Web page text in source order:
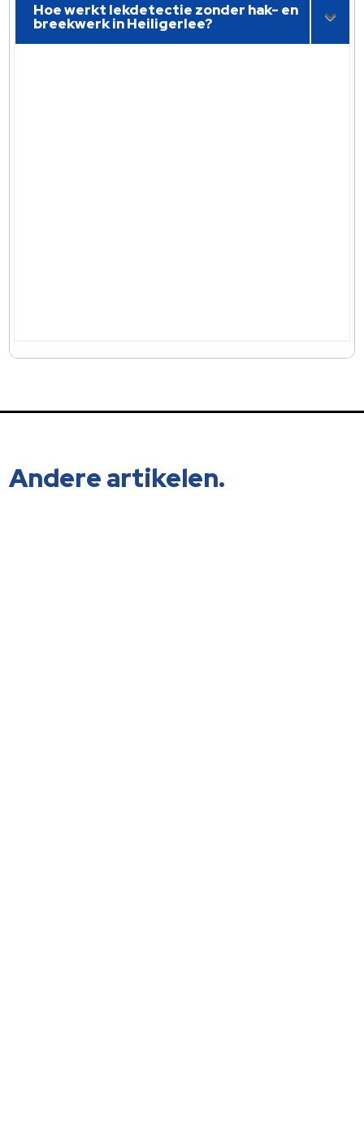
Hoe werkt lekdetectie zonder hak- en
breekwerk in Heiligerlee?
Andere artikelen.